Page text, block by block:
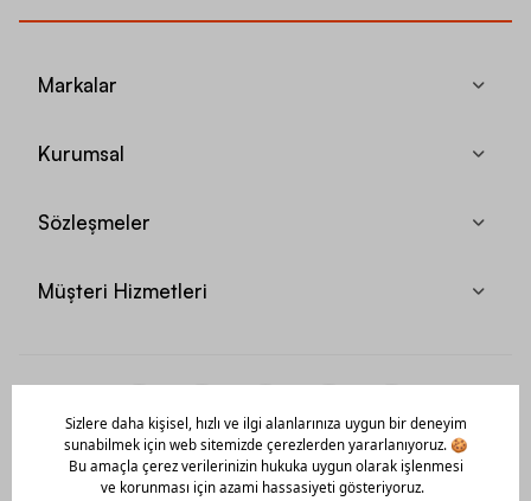
Markalar
Kurumsal
Sözleşmeler
Müşteri Hizmetleri